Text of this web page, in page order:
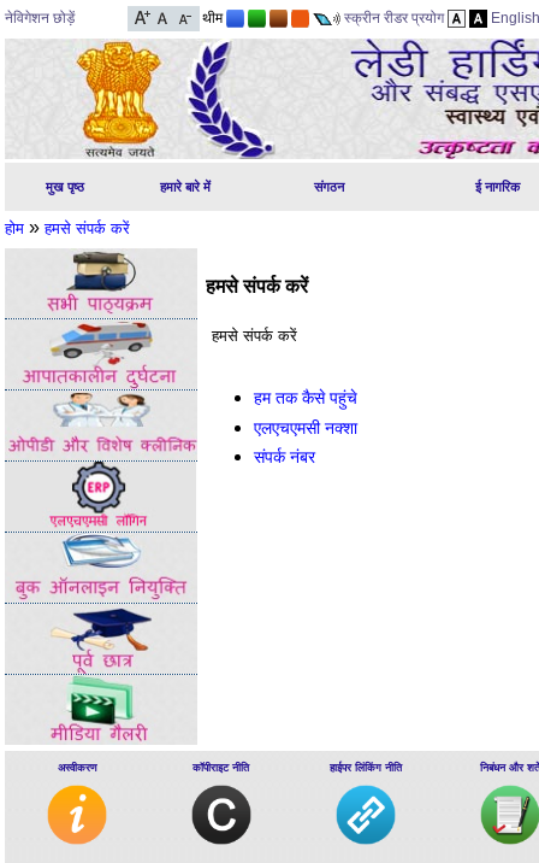
नेविगेशन छोड़ें थीम स्क्रीन रीडर प्रयोग English
मुख पृष्ठ हमारे बारे में संगठन ई नागरिक
होम »हमसे संपर्क करें
हमसे संपर्क करें
हमसे संपर्क करें
हम तक कैसे पहुंचे
एलएचएमसी नक्शा
संपर्क नंबर
अस्वीकरण कॉपीराइट नीति हाईपर लिंकिंग नीति निबंधन और शर्तें